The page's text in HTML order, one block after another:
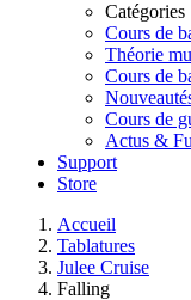
Catégories
Cours de
Théorie
Cours de
Cours de
Actus &
Support
Store
Accueil
Tablatures
Julee Cruise
Falling